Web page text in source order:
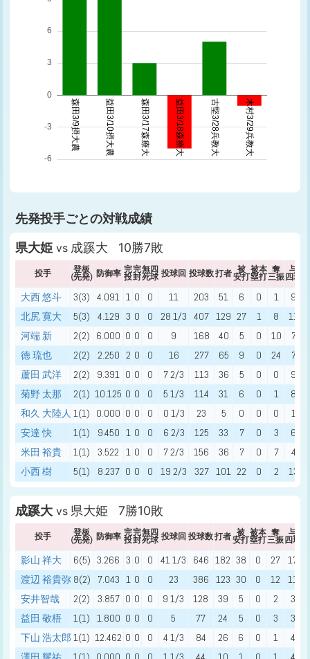
先発投手ごとの対戦成績
県大姫 vs 成蹊大 10勝7敗
投手 登板
(先発) 防御率 完
投
完
封
無四
死球 投球回 投球数打者 被
安打
被本
塁打
奪
三振
与
四球
大西 悠斗 3(3) 4.091 1 0 0 11 203 51 6 0 1 9
北尻 寛大
5(3) 4.129 3 0 0 28 1/3 407 129 27 1 8 11
河端 新
2(2) 6.000 0 0 0 9 168 40 5 0 10 7
徳 琉也
2(2) 2.250 2 0 0 16 277 65 9 0 24 7
蘆田 武洋
2(2) 9.391 0 0 0 7 2/3 113 36 5 0 0 9
菊野 太那
2(1) 10.125 0 0 0 5 1/3 114 31 6 0 1 8
和久 大陸人 1(1) 0.000 0 0 0 0 1/3 23 5 0 0 0 1
安達 快
1(1) 9.450 1 0 0 6 2/3 125 33 7 0 3 6
米田 裕貴
1(1) 3.522 1 0 0 7 2/3 156 36 7 0 7 4
小西 樹
5(1) 8.237 0 0 0 19 2/3 327 101 22 0 2 13
成蹊大 vs 県大姫 7勝10敗
投手 登板
(先発) 防御率 完
投
完
封
無四
死球 投球回 投球数打者 被
安打
被本
塁打
奪
三振
与
四球
影山 祥大 6(5) 3.266 3 0 0 41 1/3 646 182 38 0 27 17
渡辺 裕貴弥 8(2) 7.043 1 0 0 23 386 123 30 0 12 11
安井智哉
2(2) 3.857 0 0 0 9 1/3 128 39 5 0 2 3
益田 敬梧
1(1) 1.800 0 0 0 5 77 24 5 0 3 3
下山 浩太郎 1(1) 12.462 0 0 0 4 1/3 84 26 6 0 1 4